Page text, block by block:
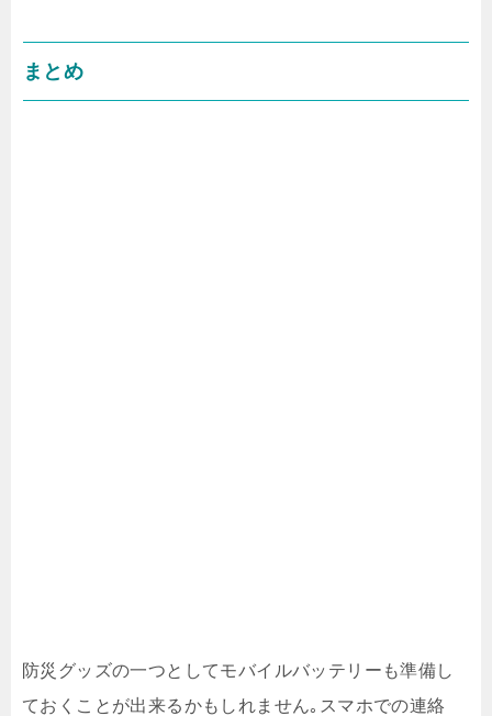
まとめ
防災グッズの一つとしてモバイルバッテリーも準備し
ておくことが出来るかもしれません｡スマホでの連絡